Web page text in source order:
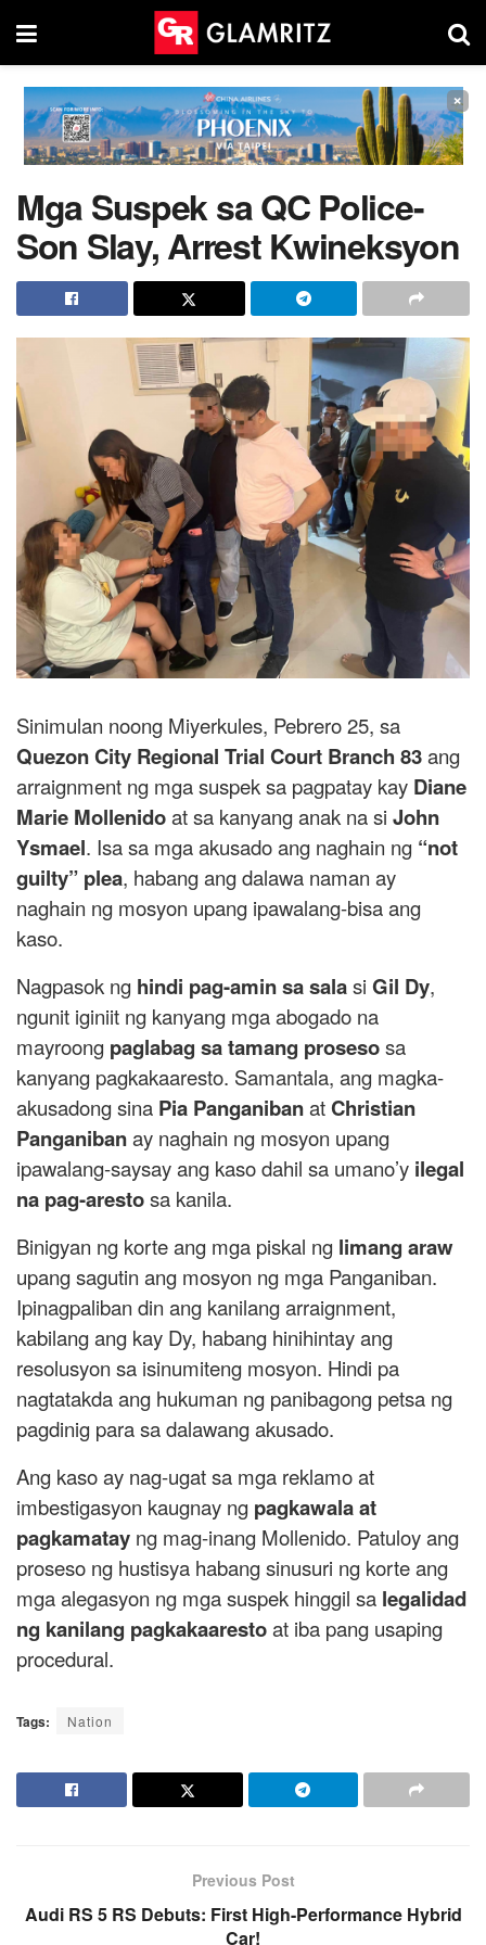
×
Mga Suspek sa QC Police-
Son Slay, Arrest Kwineksyon
Sinimulan noong Miyerkules, Pebrero 25, sa
Quezon City Regional Trial Court Branch 83ang
arraignment ng mga suspek sa pagpatay kay Diane
Marie Mollenidoat sa kanyang anak na si John
Ysmael. Isa sa mga akusado ang naghain ng “not
guilty” plea, habang ang dalawa naman ay
naghain ng mosyon upang ipawalang-bisa ang
kaso.
Nagpasok ng hindi pag-amin sa salasi Gil Dy,
ngunit iginiit ng kanyang mga abogado na
mayroong paglabag sa tamang prosesosa
kanyang pagkakaaresto. Samantala, ang magka-
akusadong sina Pia PanganibanatChristian
Panganibanay naghain ng mosyon upang
ipawalang-saysay ang kaso dahil sa umano’y ilegal
na pag-arestosa kanila.
Binigyan ng korte ang mga piskal ng limang araw
upang sagutin ang mosyon ng mga Panganiban.
Ipinagpaliban din ang kanilang arraignment,
kabilang ang kay Dy, habang hinihintay ang
resolusyon sa isinumiteng mosyon. Hindi pa
nagtatakda ang hukuman ng panibagong petsa ng
pagdinig para sa dalawang akusado.
Ang kaso ay nag-ugat sa mga reklamo at
imbestigasyon kaugnay ng pagkawala at
pagkamatay ng mag-inang Mollenido. Patuloy ang
proseso ng hustisya habang sinusuri ng korte ang
mga alegasyon ng mga suspek hinggil sa legalidad
ng kanilang pagkakaarestoat iba pang usaping
procedural.
Tags: Nation
Previous Post
Audi RS 5 RS Debuts: First High-Performance Hybrid
Car!